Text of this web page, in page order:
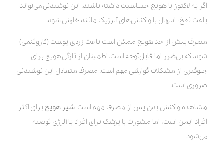
اگر به لاکتوز یا هویج حساسیت داشته باشند. این نوشیدنی می‌تواند
باعث نفخ، اسهال یا واکنش‌های آلرژیک مانند خارش شود.
مصرف بیش از حد هویج ممکن است باعث زردی پوست (کاروتنمی)
شود، که بی‌ضرر اما قابل‌توجه است. اطمینان از تازگی هویج برای
جلوگیری از مشکلات گوارشی مهم است. مصرف متعادل این نوشیدنی
ضروری است.
مشاهده واکنش بدن پس از مصرف مهم است. شیر هویج برای اکثر
افراد ایمن است، اما مشورت با پزشک برای افراد با آلرژی توصیه
می‌شود.